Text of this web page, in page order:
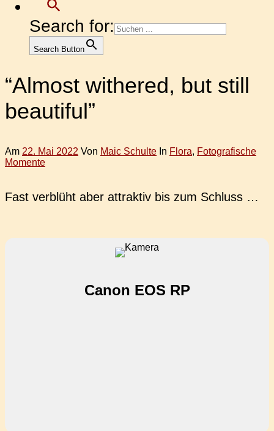
Search for:
Search Button
“Almost withered, but still
beautiful”
Am 22. Mai 2022 Von Maic Schulte In Flora, Fotografische
Momente
Fast ver­blüht aber attrak­tiv bis zum Schluss …
Canon EOS RP